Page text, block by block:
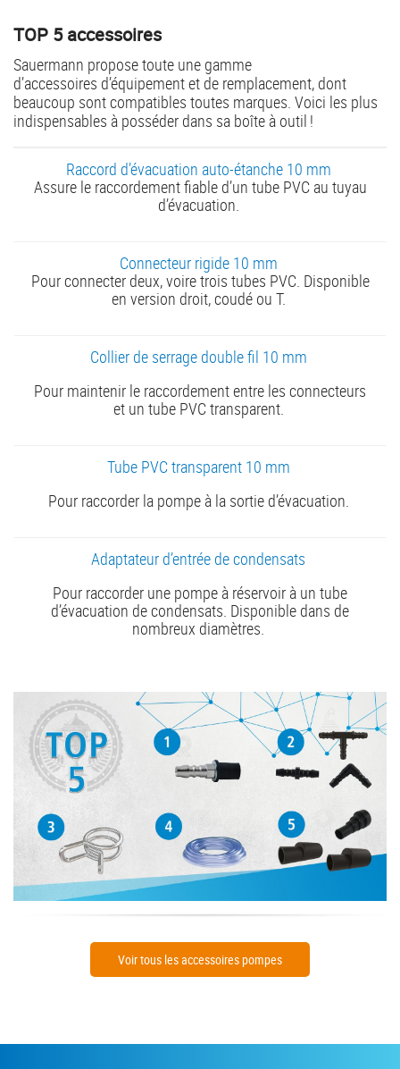
TOP 5 accessoires
Sauermann propose toute une gamme
d’accessoires d’équipement et de remplacement, dont
beaucoup sont compatibles toutes marques. Voici les plus
indispensables à posséder dans sa boîte à outil !
Raccord d’évacuation auto-étanche 10 mm
Assure le raccordement fiable d’un tube PVC au tuyau
d’évacuation.
Connecteur rigide 10 mm
Pour connecter deux, voire trois tubes PVC. Disponible
en version droit, coudé ou T.
Collier de serrage double fil 10 mm
Pour maintenir le raccordement entre les connecteurs
et un tube PVC transparent.
Tube PVC transparent 10 mm
Pour raccorder la pompe à la sortie d’évacuation.
Adaptateur d’entrée de condensats
Pour raccorder une pompe à réservoir à un tube
d’évacuation de condensats. Disponible dans de
nombreux diamètres.
Voir tous les accessoires pompes